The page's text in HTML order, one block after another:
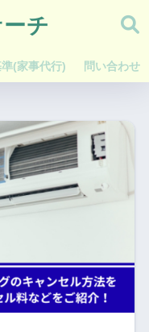
チ
(家事代行) 問い合わせ